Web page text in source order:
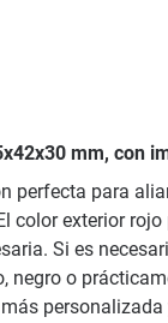
mm, con
perfecta para
exterior
Si es
o